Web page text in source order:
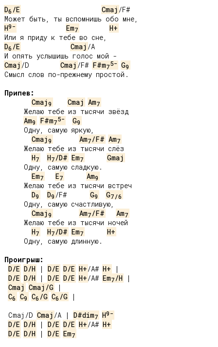
D6 /E Cmaj /F#
H9- Em7
H+
D6 /E Cmaj /A
Cmaj /D Cmaj /F# F#m75- G9
Смысл слов по-прежнему простой.
Припев:
Cmaj9 Cmaj Am7
Am9 F#m75- G9
Cmaj9 Am7/F# Am7
H7 H7/D# Em7
Gmaj
Em7 E7 Am9
D9 D9 /F# G9 G7/6
Cmaj9 Am7/F# Am7
H7 H7/D# Em7
H+
Проигрыш:
D/E D/H | D/E D/E H+/A# H+
D/E D/H | D/E D/E H+/A# Em7/H
Cmaj Cmaj/G
C6 C9 C6 /G C6 /G |
Cmaj/D Cmaj /A | D#dim7 H9-
D/E D/H | D/E D/E H+/A# H+
D/E D/H | D/E Em7